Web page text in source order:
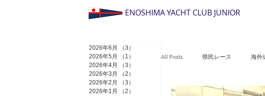
ENOSHIMA YACHT CLUB JUNIOR
2026年6月 （3）
2026年5月
（1）
2026年4月
（3）
2026年3月
（2）
2026年2月
（3）
2026年1月
（2）
All Posts 県民レース 海外